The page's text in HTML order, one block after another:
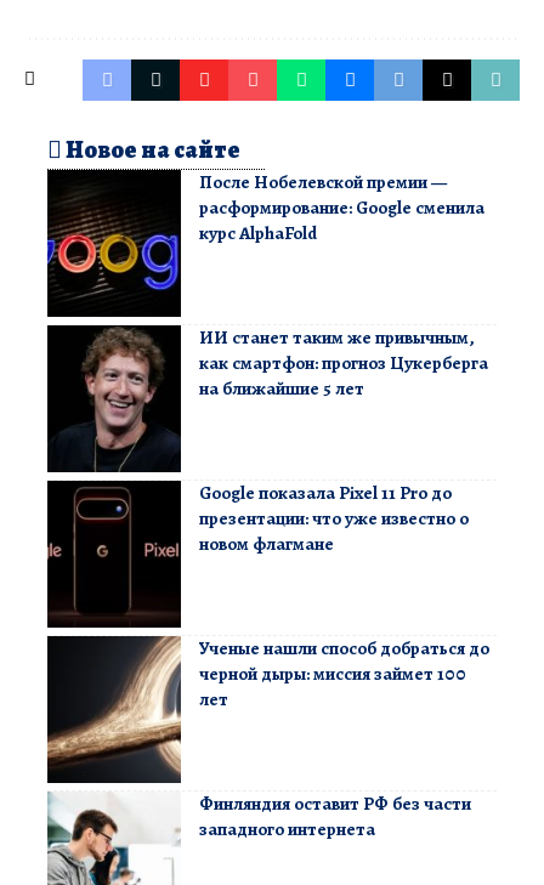
Новое на сайте
После Нобелевской премии —
расформирование: Google сменила
курс AlphaFold
ИИ станет таким же привычным,
как смартфон: прогноз Цукерберга
на ближайшие 5 лет
Google показала Pixel 11 Pro до
презентации: что уже известно о
новом флагмане
Ученые нашли способ добраться до
черной дыры: миссия займет 100
лет
Финляндия оставит РФ без части
западного интернета